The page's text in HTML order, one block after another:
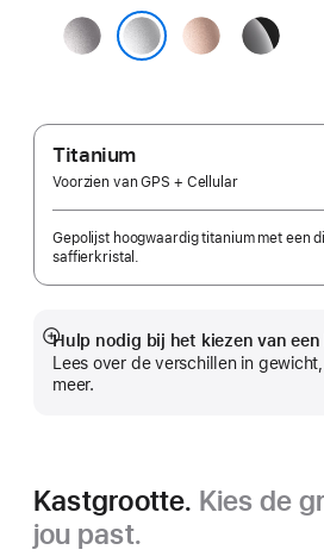
Spacegrijs RoségoudGitzwart
Titanium
Voorzien van GPS + Cellular
Gepolijst hoogwaardig titanium met een
saffierkristal.
Hulp nodig bij het kiezen van
Lees over de verschillen in
meer.
Meer
Kastgrootte. Kies de
jou past.